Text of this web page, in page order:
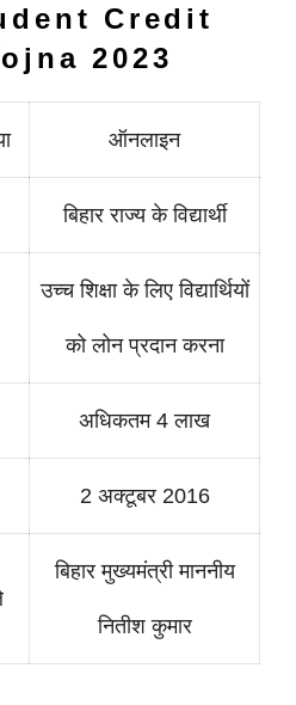
Credit
2023
ऑनलाइन
बिहार राज्य के विद्यार्थी
उच्च शिक्षा के लिए विद्यार्थियों
को लोन प्रदान करना
अधिकतम 4 लाख
2 अक्टूबर 2016
बिहार मुख्यमंत्री माननीय
नितीश कुमार